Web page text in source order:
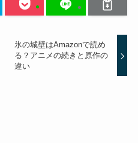
氷の城壁はAmazonで読め
る？アニメの続きと原作の
違い